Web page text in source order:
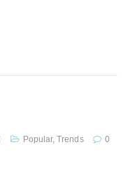
Popular,Trends
0